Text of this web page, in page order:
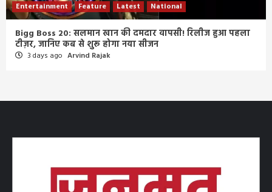
Entertainment Feature Latest National
Bigg Boss 20: सलमान खान की दमदार वापसी! रिलीज हुआ पहला
टीज़र, जानिए कब से शुरू होगा नया सीजन
3 days ago Arvind Rajak